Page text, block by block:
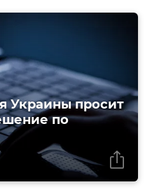
Украины просит
по